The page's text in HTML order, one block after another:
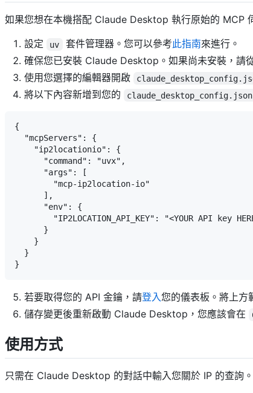
如果您想在本機搭配 Claude Desktop 執行原始的 MCP
設定
uv 套件管理器。您可以參考此指南來進行。
確保您已安裝 Claude Desktop。如果尚未安裝，請
使用您選擇的編輯器開啟
將以下內容新增到您的
claude_desktop_config.json
{
  "mcpServers": {
    "ip2locationio": {
      "command": "uvx",
      "args": [
        "mcp-ip2location-io"
      ],
      "env": {
"IP2LOCATION_API_KEY": "<YOUR API key
      }
    }
  }
若要取得您的 API 金鑰，請登入您的儀表板。將上方
儲存變更後重新啟動 Claude Desktop，您應該會在
使用方式
只需在 Claude Desktop 的對話中輸入您關於 IP 的查詢